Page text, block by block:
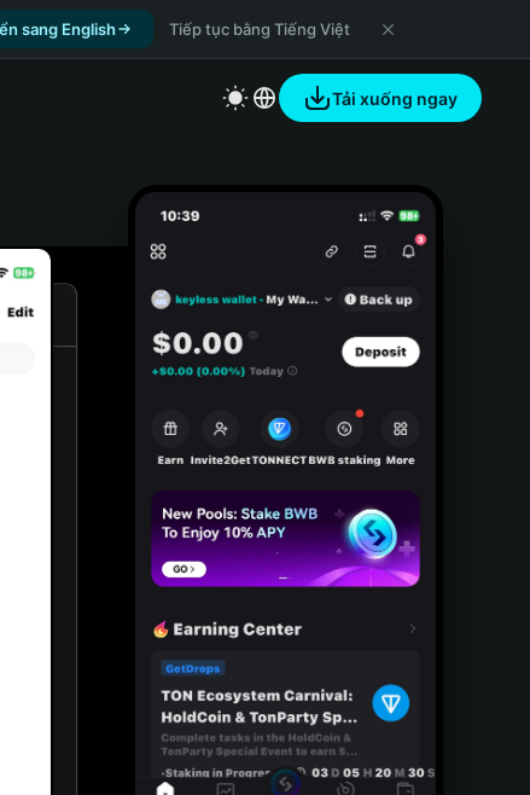
sang English Tiếp tục bằng Tiếng Việt
Tải xuống ngay